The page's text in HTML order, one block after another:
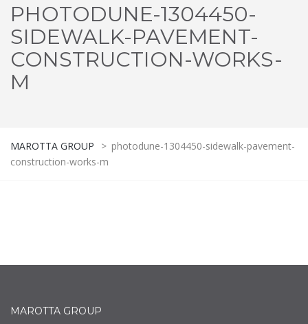
PHOTODUNE-1304450-
SIDEWALK-PAVEMENT-
CONSTRUCTION-WORKS-
M
MAROTTA GROUP > photodune-1304450-sidewalk-pavement-
construction-works-m
MAROTTA GROUP